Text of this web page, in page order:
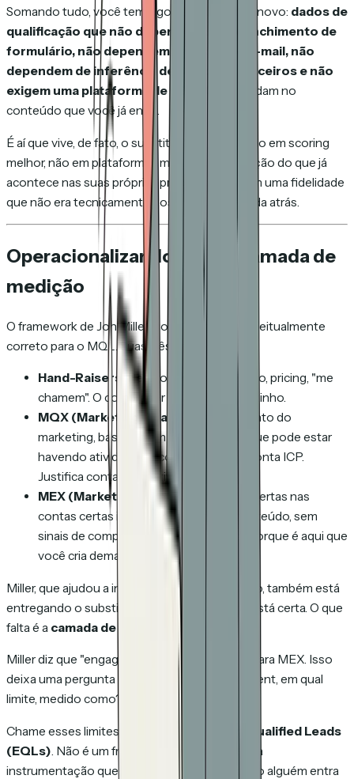
Somando tudo, você tem algo genuinamente novo: dados de
qualificação que não dependem de preenchimento de
formulário, não dependem de pixels de e-mail, não
dependem de inferência de tópico de terceiros e não
exigem uma plataforma de US$ 50 mil.
Rodam no
conteúdo que você já envia.
É aí que vive, de fato, o substituto do MQL. Não em scoring
melhor, não em plataformas maiores. Na medição do que já
acontece nas suas próprias propriedades, com uma fidelidade
que não era tecnicamente possível uma década atrás.
Operacionalizando MEX: a camada de
medição
O framework de Jon Miller é o substituto conceitualmente
correto para o MQL. Suas três categorias:
Hand-Raisers.
Pedidos explícitos: demo, pricing, "me
chamem". O comprador se qualificou sozinho.
MQX (Marketing Qualified).
Julgamento do
marketing, baseado em evidências, de que pode estar
havendo atividade de compra em uma conta ICP.
Justifica contato proativo e consultivo.
MEX (Market Engaged).
As pessoas certas nas
contas certas interagem com o seu conteúdo, sem
sinais de compra ainda. Vale conversar porque é aqui que
você criademanda, não só captura.
Miller, que ajudou a inventar o MQL na Marketo, também está
entregando o substituto mais claro. A forma está certa. O que
falta é a camada de medição por baixo
Miller diz que "engagement" qualifica alguém para MEX. Isso
deixa uma pergunta em aberto:
qual engagement, em qual
limite, medido como?
Chame esses limites medidos de
Engaged Qualified Leads
(EQLs). Não é um framework concorrente. É a
instrumentação que deixa você decidir quando alguém entra